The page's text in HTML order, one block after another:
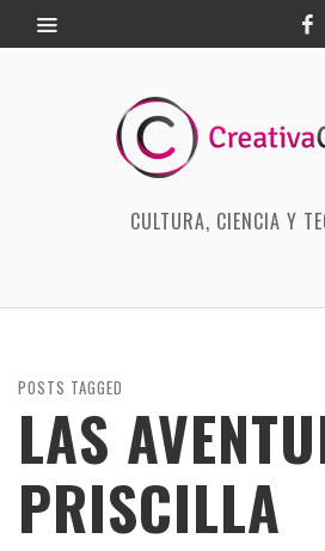
CULTURA, CIENCIA Y
POSTS TAGGED
LAS
PRISCILLA